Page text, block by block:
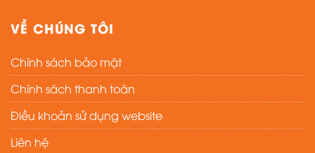
VỀ CHÚNG TÔI
Chính sách bảo mật
Chính sách thanh toán
Điều khoản sử dụng website
Liên hệ